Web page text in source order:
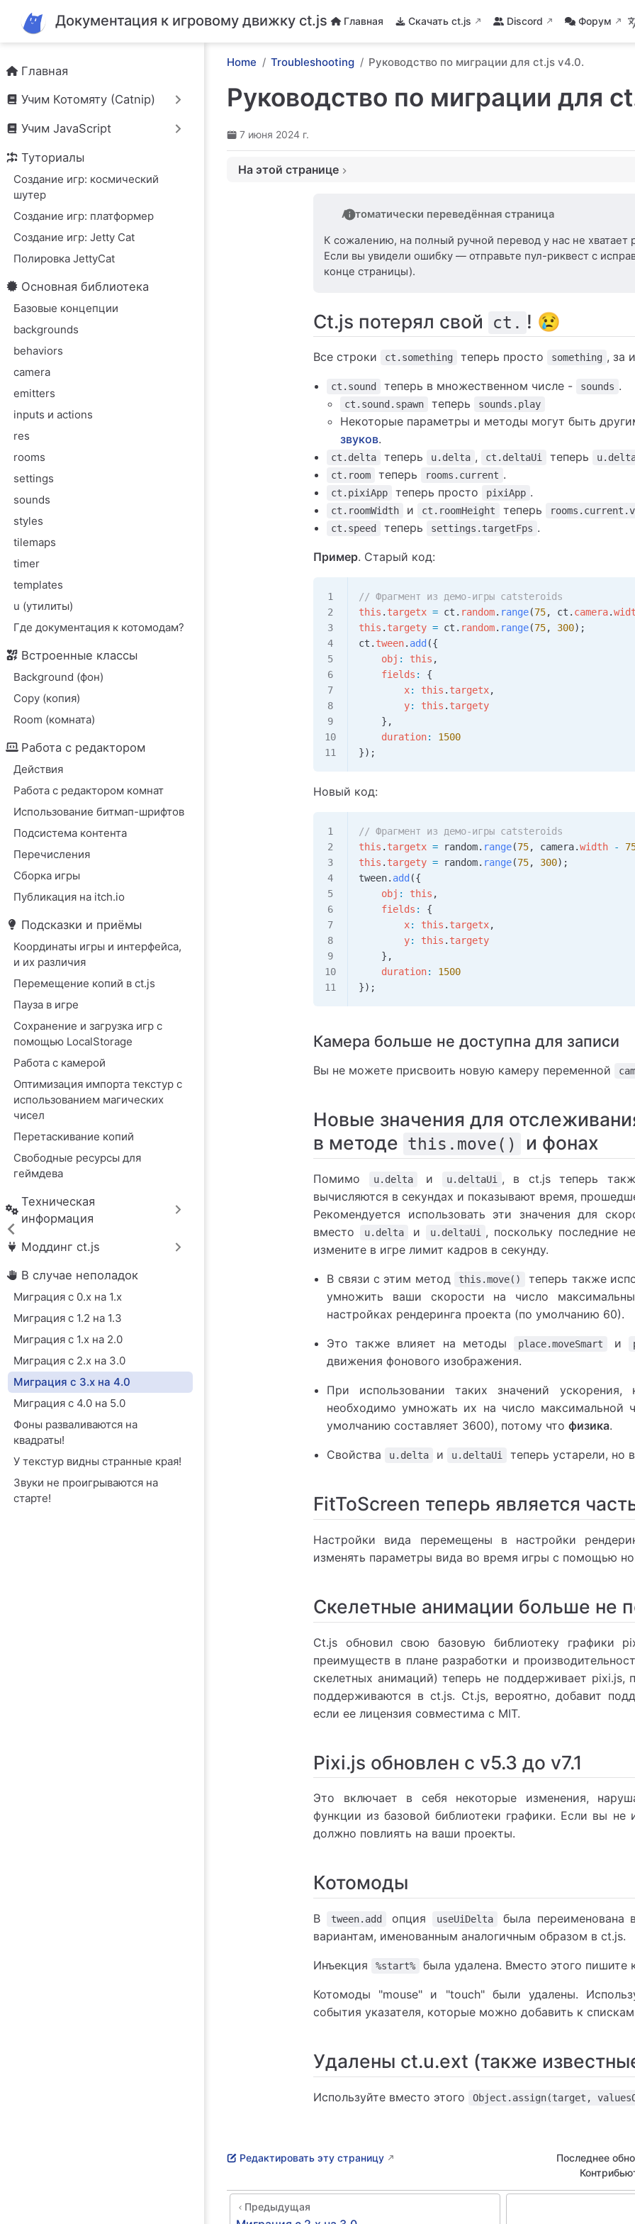
Перейти к основному содержанию
Документация к игровому движку ct.js Главная Скачать ct.js Discord Форум
Главная
Учим Котомяту (Catnip)
Учим JavaScript
Туториалы
Создание игр: космический
шутер
Создание игр: платформер
Создание игр: Jetty Cat
Полировка JettyCat
Основная библиотека
Базовые концепции
backgrounds
behaviors
camera
emitters
inputs и actions
res
rooms
settings
sounds
styles
tilemaps
timer
templates
u (утилиты)
Где документация к котомодам?
Встроенные классы
Background (фон)
Copy (копия)
Room (комната)
Работа с редактором
Действия
Работа с редактором комнат
Использование битмап-шрифтов
Подсистема контента
Перечисления
Сборка игры
Публикация на itch.io
Подсказки и приёмы
Координаты игры и интерфейса,
и их различия
Перемещение копий в ct.js
Пауза в игре
Сохранение и загрузка игр с
помощью LocalStorage
Работа с камерой
Оптимизация импорта текстур с
использованием магических
чисел
Перетаскивание копий
Свободные ресурсы для
геймдева
Техническая
информация
Моддинг ct.js
В случае неполадок
Миграция с 0.x на 1.x
Миграция с 1.2 на 1.3
Миграция с 1.x на 2.0
Миграция с 2.x на 3.0
Миграция с 3.x на 4.0
Миграция с 4.0 на 5.0
Фоны разваливаются на
квадраты!
У текстур видны странные края!
Звуки не проигрываются на
старте!
Home Troubleshooting Руководство по миграции для ct.js v4.0.
Руководство по миграции для
7 июня 2024 г.
На этой странице
Камера больше не доступна для записи
FitToScreen теперь является частью библиотеки ct.js
Скелетные анимации больше не поддерживаются
Удалены ct.u.ext (также известные как ct.u.extend)
Автоматически переведённая страница
К сожалению, на полный ручной перевод у нас не хватает
Если вы увидели ошибку — отправьте пул-риквест с
конце страницы).
Ct.js потерял свой ct. ! 😢
Все строки ct.something теперь просто something , за
ct.sound теперь в множественном числе - sounds .
ct.sound.spawn теперь sounds.play
Некоторые параметры и методы могут быть
звуков.
ct.delta теперь u.delta , ct.deltaUi теперь
ct.room
теперь rooms.current .
ct.pixiApp теперь просто pixiApp .
ct.roomWidth и ct.roomHeight теперь
ct.speed
теперь settings.targetFps .
Пример. Старый код:
// Фрагмент из демо-игры catsteroids
this . targetx = ct . random. range(75, ct . camera.
this . targety = ct . random. range(75, 300);
ct . tween. add ({
    obj
: this ,
    fields
:
{
        x
: this . targetx,
        y
: this . targety
    },
    duration
:
1500
});
Новый код:
// Фрагмент из демо-игры catsteroids
this . targetx = random. range(75, camera.width -
this . targety = random. range(75, 300);
tween. add ({
    obj
: this ,
    fields
:
{
        x
: this . targetx,
        y
: this . targety
    },
    duration
:
1500
});
Камера больше не доступна для записи
Вы не можете присвоить новую камеру переменной
Новые значения для
в методе this.move() и фонах
Помимо u.delta и u.deltaUi
, в ct.js теперь
вычисляются в секундах и показывают время,
Рекомендуется использовать эти значения для
вместо
u.delta и u.deltaUi
, поскольку последние
измените в игре лимит кадров в секунду.
В связи с этим метод this.move()
теперь также
умножить ваши скорости на число
настройках рендеринга проекта (по умолчанию 60).
Это также влияет на методы place.moveSmart и
движения фонового изображения.
При использовании таких значений
необходимо умножать их на число максимальной
умолчанию составляет 3600), потому чтофизика.
Свойства u.delta и u.deltaUi теперь устарели, но
FitToScreen теперь является
Настройки вида перемещены в настройки
изменять параметры вида во время игры с помощью
Скелетные анимации больше не
Ct.js обновил свою базовую библиотеку графики
преимуществ в плане разработки и
скелетных анимаций) теперь не поддерживает pixi.js,
поддерживаются в ct.js. Ct.js, вероятно, добавит
если ее лицензия совместима с MIT.
Pixi.js обновлен с v5.3 до v7.1
Это включает в себя некоторые изменения,
функции из базовой библиотеки графики. Если вы не
должно повлиять на ваши проекты.
Котомоды
В tween.add опция useUiDelta
была переименована
вариантам, именованным аналогичным образом в ct.js.
Инъекция %start% была удалена. Вместо этого пишите
Котомоды "mouse" и "touch" были удалены.
события указателя, которые можно добавить к
Удалены ct.u.ext (также
Используйте вместо этого Object.assign(target,
Редактировать эту страницу
Последнее
Предыдущая